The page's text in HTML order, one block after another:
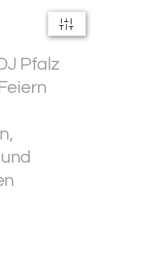
Pfalz